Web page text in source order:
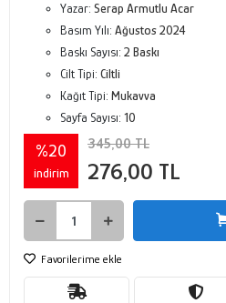
Yazar: Serap Armutlu Acar
Basım Yılı: Ağustos 2024
Baskı Sayısı: 2 Baskı
Cilt Tipi: Ciltli
Kağıt Tipi: Mukavva
Sayfa Sayısı: 10
%20
indirim
345,00 TL
276,00 TL
Favorilerime ekle